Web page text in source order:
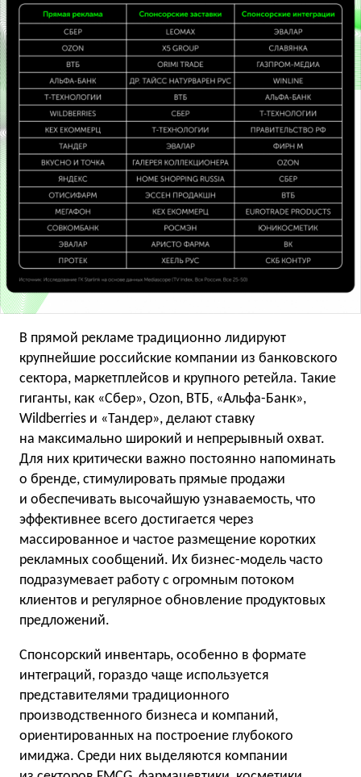
В прямой рекламе традиционно лидируют
крупнейшие российские компании из банковского
сектора, маркетплейсов и крупного ретейла. Такие
гиганты, как «Сбер», Ozon, ВТБ, «Альфа-Банк»,
Wildberries и «Тандер», делают ставку
на максимально широкий и непрерывный охват.
Для них критически важно постоянно напоминать
о бренде, стимулировать прямые продажи
и обеспечивать высочайшую узнаваемость, что
эффективнее всего достигается через
массированное и частое размещение коротких
рекламных сообщений. Их бизнес-модель часто
подразумевает работу с огромным потоком
клиентов и регулярное обновление продуктовых
предложений.
Спонсорский инвентарь, особенно в формате
интеграций, гораздо чаще используется
представителями традиционного
производственного бизнеса и компаний,
ориентированных на построение глубокого
имиджа. Среди них выделяются компании